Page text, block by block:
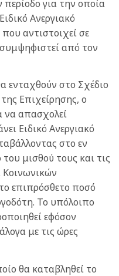
περίοδο για την οποία
Ανεργιακό
αντιστοιχεί σε
από τον
ενταχθούν στο Σχέδιο
Επιχείρησης, ο
να απασχολεί
Ειδικό Ανεργιακό
στο εν
μισθού τους και τις
Κοινωνικών
επιπρόσθετο ποσό
Το υπόλοιπο
εφόσον
με τις ώρες
θα καταβληθεί το